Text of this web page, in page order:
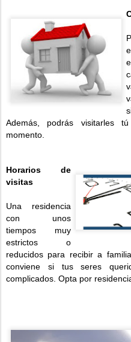
Además, podrás visitarles
momento.
Horarios de
visitas
Una residencia
con unos
tiempos muy
estrictos o
reducidos para recibir a
conviene si tus seres
complicados. Opta por